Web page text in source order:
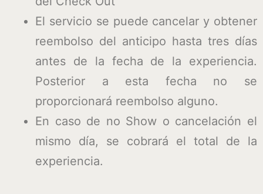
El servicio se puede cancelar y obtener
reembolso del anticipo hasta tres días
antes de la fecha de la experiencia.
Posterior a esta fecha no se
proporcionará reembolso alguno.
En caso de no Show o cancelación el
mismo día, se cobrará el total de la
experiencia.